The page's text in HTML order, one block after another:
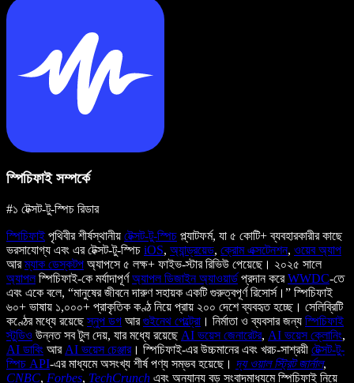
স্পিচিফাই সম্পর্কে
#১ টেক্সট-টু-স্পিচ রিডার
স্পিচিফাই পৃথিবীর শীর্ষস্থানীয় টেক্সট-টু-স্পিচ প্ল্যাটফর্ম, যা ৫ কোটি+ ব্যবহারকারীর কাছে
ভরসাযোগ্য এবং এর টেক্সট-টু-স্পিচ iOS, অ্যান্ড্রয়েড, ক্রোম এক্সটেনশন, ওয়েব অ্যাপ
আরম্যাক ডেস্কটপ অ্যাপসে ৫ লক্ষ+ ফাইভ-স্টার রিভিউ পেয়েছে। ২০২৫ সালে
অ্যাপলস্পিচিফাই-কে মর্যাদাপূর্ণঅ্যাপল ডিজাইন অ্যাওয়ার্ড প্রদান করেWWDC-তে
এবং একে বলে, “মানুষের জীবনে দারুণ সহায়ক একটি গুরুত্বপূর্ণ রিসোর্স।” স্পিচিফাই
৬০+ ভাষায় ১,০০০+ প্রাকৃতিক কণ্ঠ নিয়ে প্রায় ২০০ দেশে ব্যবহৃত হচ্ছে। সেলিব্রিটি
কণ্ঠের মধ্যে রয়েছেস্নুপ ডগ আরগুইনেথ পেল্ট্রো । নির্মাতা ও ব্যবসার জন্য স্পিচিফাই
স্টুডিও উন্নত সব টুল দেয়, যার মধ্যে রয়েছে AI ভয়েস জেনারেটর, AI ভয়েস ক্লোনিং,
AI ডাবিং আর AI ভয়েস চেঞ্জার। স্পিচিফাই-এর উচ্চমানের এবং খরচ-সাশ্রয়ী টেক্সট-টু-
স্পিচ API-এর মাধ্যমে অসংখ্য শীর্ষ পণ্য সম্ভব হয়েছে। দ্য ওয়াল স্ট্রিট জার্নাল,
CNBC, Forbes, TechCrunch এবং অন্যান্য বড় সংবাদমাধ্যমে স্পিচিফাই নিয়ে